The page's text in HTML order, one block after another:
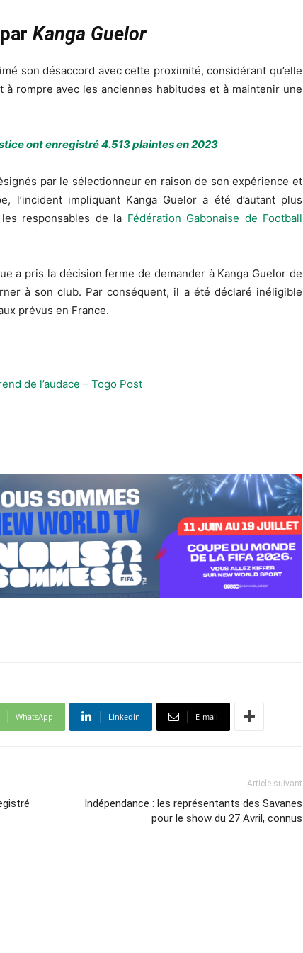
Kanga Guelor
son désaccord avec cette proximité, considérant qu’elle
à rompre avec les anciennes habitudes et à maintenir une
ont enregistré 4.513 plaintes en 2023
par le sélectionneur en raison de son expérience et
l’incident impliquant Kanga Guelor a été d’autant plus
responsables de la Fédération Gabonaise de Football
a pris la décision ferme de demander à Kanga Guelor de
à son club. Par conséquent, il a été déclaré inéligible
prévus en France.
de l’audace – Togo Post
WhatsApp Linkedin E-mail
Article suivant
Indépendance : les représentants des Savanes
pour le show du 27 Avril, connus